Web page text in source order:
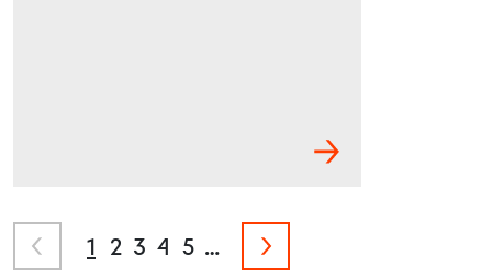
1 2 3 4 5 …